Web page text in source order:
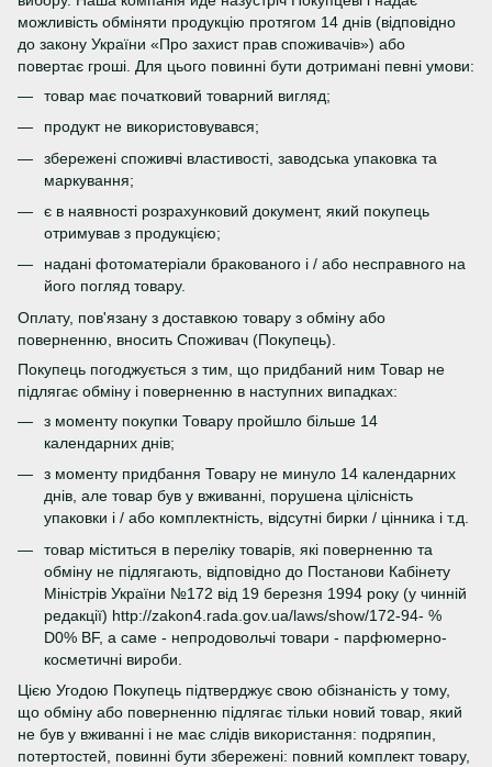
можливість обміняти продукцію протягом 14 днів (відповідно
до закону України «Про захист прав споживачів») або
повертає гроші. Для цього повинні бути дотримані певні умови:
товар має початковий товарний вигляд;
продукт не використовувався;
збережені споживчі властивості, заводська упаковка та
маркування;
є в наявності розрахунковий документ, який покупець
отримував з продукцією;
надані фотоматеріали бракованого і / або несправного на
його погляд товару.
Оплату, пов'язану з доставкою товару з обміну або
поверненню, вносить Споживач (Покупець).
Покупець погоджується з тим, що придбаний ним Товар не
підлягає обміну і поверненню в наступних випадках:
з моменту покупки Товару пройшло більше 14
календарних днів;
з моменту придбання Товару не минуло 14 календарних
днів, але товар був у вживанні, порушена цілісність
упаковки і / або комплектність, відсутні бирки / цінника і т.д.
товар міститься в переліку товарів, які поверненню та
обміну не підлягають, відповідно до Постанови Кабінету
Міністрів України №172 від 19 березня 1994 року (у чинній
редакції) http://zakon4.rada.gov.ua/laws/show/172-94- %
D0% BF, а саме - непродовольчі товари - парфюмерно-
косметичні вироби.
Цією Угодою Покупець підтверджує свою обізнаність у тому,
що обміну або поверненню підлягає тільки новий товар, який
не був у вживанні і не має слідів використання: подряпин,
потертостей, повинні бути збережені: повний комплект товару,